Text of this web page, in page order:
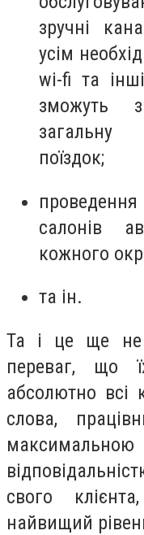
зручні
усім
wi-fi та
зможуть
загальну
поїздок;
проведення
салонів
кожного
та ін.
Та і це ще не
переваг, що
абсолютно всі
слова,
свого
найвищий